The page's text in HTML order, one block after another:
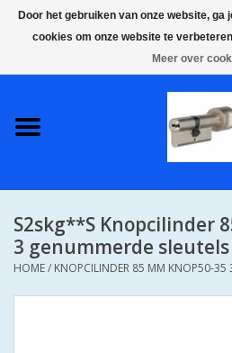
S2 COMPLETE VEILIGE
SKG**
IEDERE GEWENSTE MAAT MET
S2skg**S Knopcilinder
3 genummerde sleutels
HOME/ KNOPCILINDER 85 MM KNOP50-35
Door het gebruiken van onze website,
cookies om onze website te
Meer over